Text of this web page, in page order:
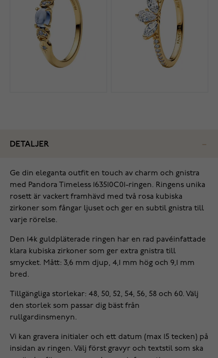
DETALJER
Ge din eleganta outfit en touch av charm och gnistra
med Pandora Timeless 163510C01-ringen. Ringens unika
rosett är vackert framhävd med två rosa kubiska
zirkoner som fångar ljuset och ger en subtil gnistra till
varje rörelse.
Den 14k guldpläterade ringen har en rad pavéinfattade
klara kubiska zirkoner som ger extra gnistra till
smycket. Mått: 3,6 mm djup, 4,1 mm hög och 9,1 mm
bred.
Tillgängliga storlekar: 48, 50, 52, 54, 56, 58 och 60. Välj
den storlek som passar dig bäst från
rullgardinsmenyn.
Vi kan gravera initialer och ett datum (max 15 tecken) på
insidan av ringen. Välj först gravyr och textstil som ska